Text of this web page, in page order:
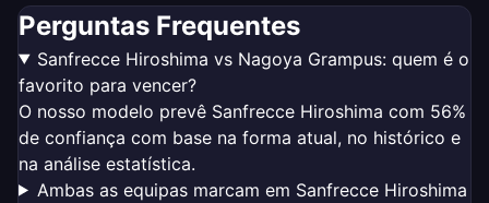
Perguntas Frequentes
Sanfrecce Hiroshima vs Nagoya Grampus: quem é o
favorito para vencer?
O nosso modelo prevê Sanfrecce Hiroshima com 56%
de confiança com base na forma atual, no histórico e
na análise estatística.
Ambas as equipas marcam em Sanfrecce Hiroshima